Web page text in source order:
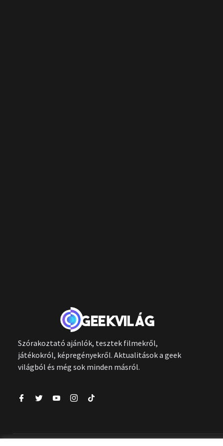
Szórakoztató ajánlók, tesztek filmekről,
játékokról, képregényekről. Aktualitások a geek
világból és még sok minden másról.